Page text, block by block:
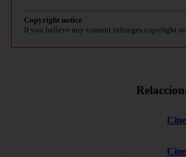
Copyright notice
If you believe any content infringes copyright